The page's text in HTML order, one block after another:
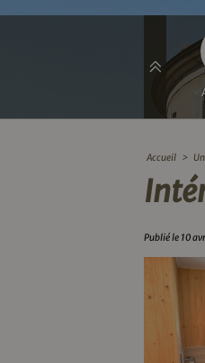
Accueil >
Publié le 10